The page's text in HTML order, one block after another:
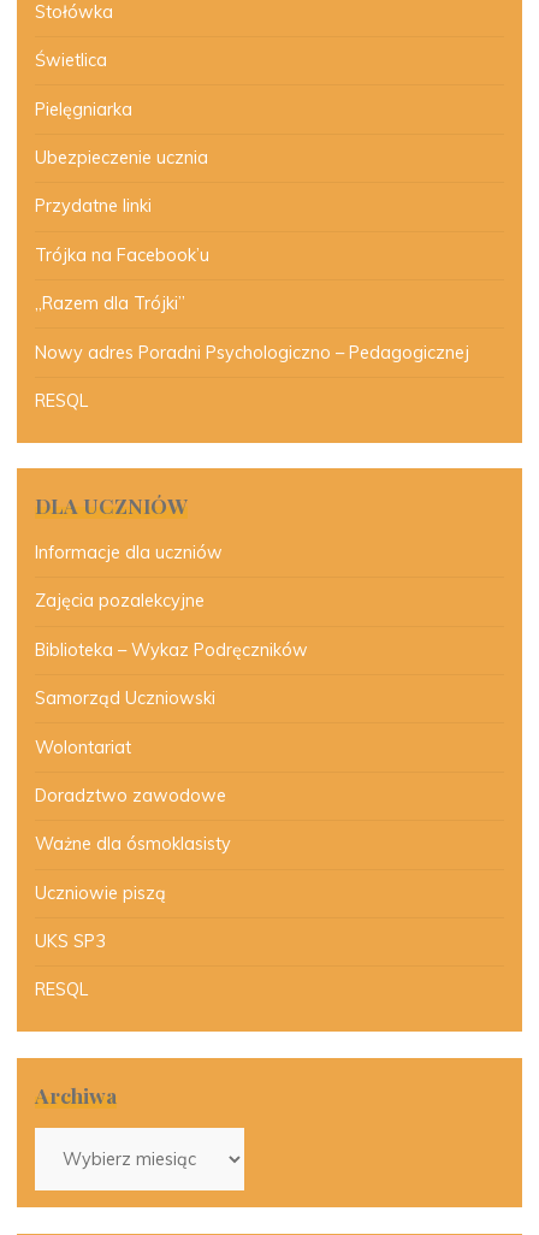
Stołówka
Świetlica
Pielęgniarka
Ubezpieczenie ucznia
Przydatne linki
Trójka na Facebook’u
„Razem dla Trójki”
Nowy adres Poradni Psychologiczno – Pedagogicznej
RESQL
DLA UCZNIÓW
Informacje dla uczniów
Zajęcia pozalekcyjne
Biblioteka – Wykaz Podręczników
Samorząd Uczniowski
Wolontariat
Doradztwo zawodowe
Ważne dla ósmoklasisty
Uczniowie piszą
UKS SP3
RESQL
Archiwa